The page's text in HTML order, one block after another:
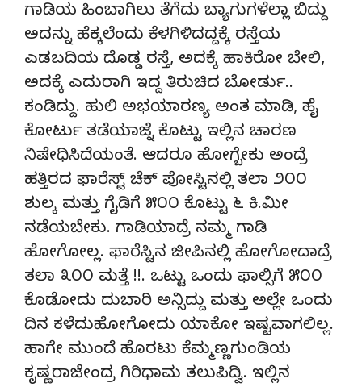
ಗಾಡಿಯ ಹಿಂಬಾಗಿಲು ತೆಗೆದು ಬ್ಯಾಗುಗಳೆಲ್ಲಾ ಬಿದ್ದು
ಅದನ್ನು ಹೆಕ್ಕಲೆಂದು ಕೆಳಗಿಳಿದದ್ದಕ್ಕೆ ರಸ್ತೆಯ
ಎಡಬದಿಯ ದೊಡ್ಡ ರಸ್ತೆ, ಅದಕ್ಕೆ ಹಾಕಿರೋ ಬೇಲಿ,
ಅದಕ್ಕೆ ಎದುರಾಗಿ ಇದ್ದ ತಿರುಚಿದ ಬೋರ್ಡು..
ಕಂಡಿದ್ದು. ಹುಲಿ ಅಭಯಾರಣ್ಯ ಅಂತ ಮಾಡಿ, ಹೈ
ಕೋರ್ಟು ತಡೆಯಾಜ್ನೆ ಕೊಟ್ಟು ಇಲ್ಲಿನ ಚಾರಣ
ನಿಷೇಧಿಸಿದೆಯಂತೆ. ಆದರೂ ಹೋಗ್ಬೇಕು ಅಂದ್ರೆ
ಹತ್ತಿರದ ಫಾರೆಸ್ಟ್ ಚೆಕ್ ಪೋಸ್ಟಿನಲ್ಲಿ ತಲಾ ೨೦೦
ಶುಲ್ಕ ಮತ್ತು ಗೈಡಿಗೆ ೫೦೦ ಕೊಟ್ಟು ೬ ಕಿ.ಮೀ
ನಡೆಯಬೇಕು. ಗಾಡಿಯಾದ್ರೆ ನಮ್ಮ ಗಾಡಿ
ಹೋಗೋಲ್ಲ. ಫಾರೆಸ್ಟಿನ ಜೀಪಿನಲ್ಲಿ ಹೋಗೋದಾದ್ರೆ
ತಲಾ ೩೦೦ ಮತ್ತೆ !!. ಒಟ್ಟು ಒಂದು ಫಾಲ್ಸಿಗೆ ೫೦೦
ಕೊಡೋದು ದುಬಾರಿ ಅನ್ಸಿದ್ದು ಮತ್ತು ಅಲ್ಲೇ ಒಂದು
ದಿನ ಕಳೆದುಹೋಗೋದು ಯಾಕೋ ಇಷ್ಟವಾಗಲಿಲ್ಲ.
ಹಾಗೇ ಮುಂದೆ ಹೊರಟು ಕೆಮ್ಮಣ್ಣಗುಂಡಿಯ
ಕೃಷ್ಣರಾಜೇಂದ್ರ ಗಿರಿಧಾಮ ತಲುಪಿದ್ವಿ. ಇಲ್ಲಿನ